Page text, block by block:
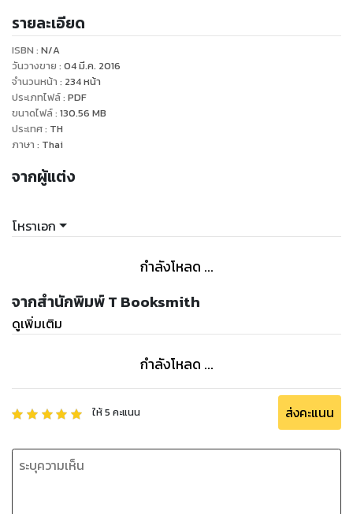
เคารพและรู้คุณ และแง่คิดอีกมากมายที่แอบซ่อนตัวอยู่ในตำราฮวง
จุ้ยรอคอยให้เราค้นพบและทำตาม หากเราศึกษาอย่างพินิจ
พิเคราะห์
รายละเอียด
ISBN : N/A
วันวางขาย : 04 มี.ค. 2016
จำนวนหน้า : 234หน้า
ประเภทไฟล์: PDF
ขนาดไฟล์: 130.56 MB
ประเทศ: TH
ภาษา : Thai
จากผู้แต่ง
โหราเอก
กำลังโหลด ...
จากสำนักพิมพ์ T Booksmith
ดูเพิ่มเติม
กำลังโหลด ...
ให้5 คะแนน ส่งคะแนน